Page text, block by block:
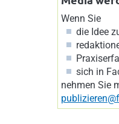
Wenn Sie
die Idee
sich in
nehmen Sie